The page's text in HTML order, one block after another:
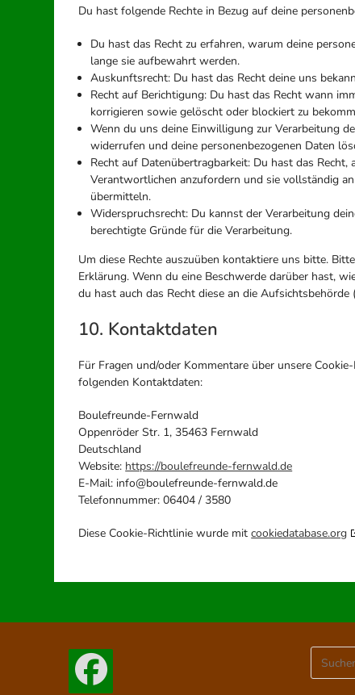
Du hast folgende Rechte in Bezug auf deine
Du hast das Recht zu erfahren, warum deine
lange sie aufbewahrt werden.
Auskunftsrecht: Du hast das Recht deine uns
Recht auf Berichtigung: Du hast das Recht wann
korrigieren sowie gelöscht oder blockiert zu
Wenn du uns deine Einwilligung zur Verarbeitung
widerrufen und deine personenbezogenen Daten
Recht auf Datenübertragbarkeit: Du hast das
Verantwortlichen anzufordern und sie vollständig
übermitteln.
Widerspruchsrecht: Du kannst der Verarbeitung
berechtigte Gründe für die Verarbeitung.
Um diese Rechte auszuüben kontaktiere uns bitte.
Erklärung. Wenn du eine Beschwerde darüber hast,
du hast auch das Recht diese an die Aufsichtsbehörde
10. Kontaktdaten
Für Fragen und/oder Kommentare über unsere
folgenden Kontaktdaten:
Boulefreunde-Fernwald
Oppenröder Str. 1, 35463 Fernwald
Deutschland
Website: https://boulefreunde-fernwald.de
E-Mail: info@boulefreunde-fernwald.de
Telefonnummer: 06404 / 3580
Diese Cookie-Richtlinie wurde mitcookiedatabase.org